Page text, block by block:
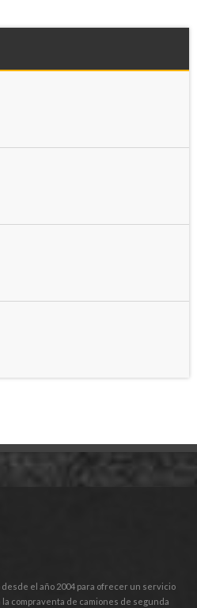
el año 2004 para ofrecer un servicio
compraventa de camiones de segunda